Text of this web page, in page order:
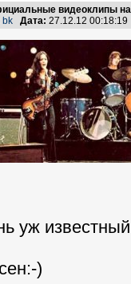
видеоклипы
bk Дата: 27.12.12
уж
)